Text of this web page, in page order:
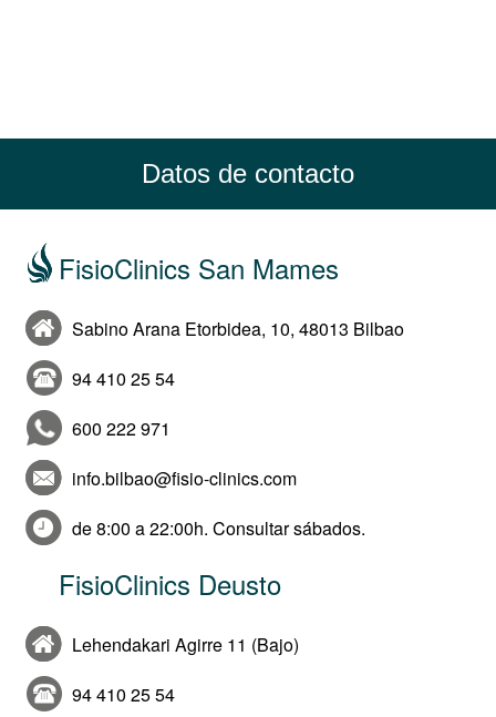
Datos de contacto
FisioClinics San Mames
Sabino Arana Etorbidea, 10, 48013 Bilbao
94 410 25 54
600 222 971
info.bilbao@fisio-clinics.com
de 8:00 a 22:00h. Consultar sábados.
FisioClinics Deusto
Lehendakari Agirre 11 (Bajo)
94 410 25 54